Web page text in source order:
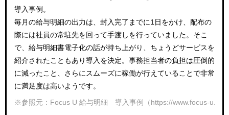
導入事例。
毎月の給与明細の出力は、封入完了までに1日をかけ、配布の
際には社員の常駐先を回って手渡しを行っていました。そこ
で、給与明細書電子化の話が持ち上がり、ちょうどサービスを
紹介されたこともあり導入を決定。事務担当者の負担は圧倒的
に減ったこと、さらにスムーズに稼働が行えていることで非常
に満足度は高いようです。
※参照元：Focus U 給与明細 導入事例（https://www.focus-u.jp/